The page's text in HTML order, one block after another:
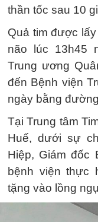
thần tốc sau 10
Quả tim được
não lúc 13h45
Trung ương
đến Bệnh viện
ngày bằng
Tại Trung tâm
Huế, dưới sự
Hiệp, Giám đốc
bệnh viện thực
tặng vào lồng